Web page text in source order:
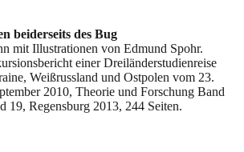
beiderseits des Bug
mit Illustrationen von Edmund Spohr.
einer Dreiländerstudienreise
Weißrussland und Ostpolen vom 23.
2010, Theorie und Forschung Band
19, Regensburg 2013, 244 Seiten.